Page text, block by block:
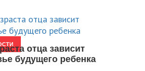
отца зависит
будущего ребенка